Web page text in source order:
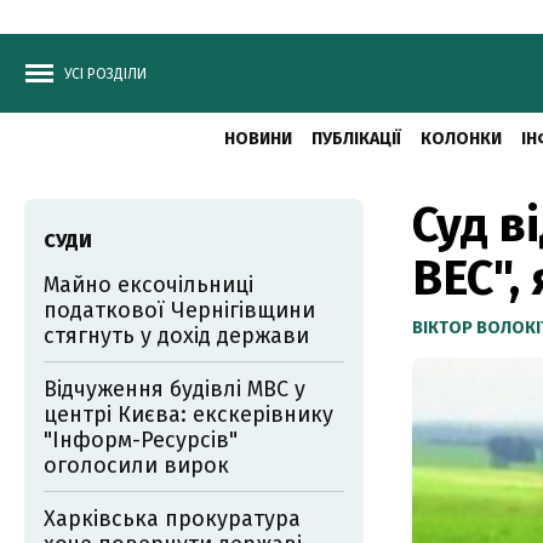
УСІ РОЗДІЛИ
НОВИНИ ПУБЛІКАЦІЇ КОЛОНКИ
Суд
ВЕС",
ВІКТОР
СУДИ
Майно ексочільниці
податкової Чернігівщини
стягнуть у дохід держави
Відчуження будівлі МВС у
центрі Києва: екскерівнику
"Інформ-Ресурсів"
оголосили вирок
Харківська прокуратура